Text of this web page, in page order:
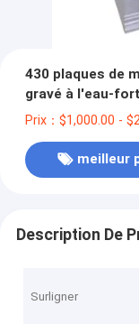
430 plaques de
gravé à l'eau-
pour des murs
Prix：$1,000.00 -
meilleur
Description De
Surligner